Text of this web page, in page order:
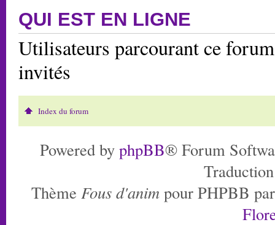
QUI EST EN LIGNE
Utilisateurs parcourant ce
invités
Index du forum
Powered by phpBB® Forum
Thème Fous d'anim pour PHPBB